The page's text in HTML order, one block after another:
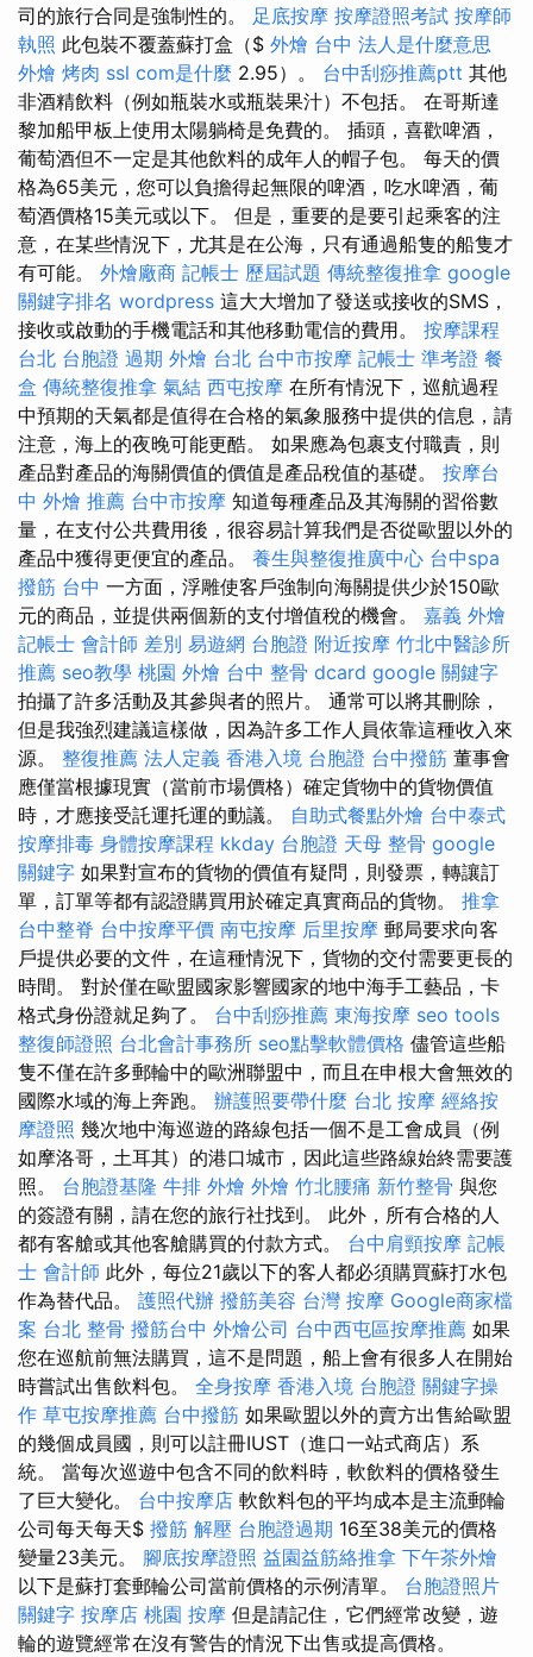
司的旅行合同是強制性的。 足底按摩 按摩證照考試 按摩師
執照 此包裝不覆蓋蘇打盒（$ 外燴 台中 法人是什麼意思
外燴 烤肉 ssl com是什麼 2.95）。 台中刮痧推薦ptt 其他
非酒精飲料（例如瓶裝水或瓶裝果汁）不包括。 在哥斯達
黎加船甲板上使用太陽躺椅是免費的。 插頭，喜歡啤酒，
葡萄酒但不一定是其他飲料的成年人的帽子包。 每天的價
格為65美元，您可以負擔得起無限的啤酒，吃水啤酒，葡
萄酒價格15美元或以下。 但是，重要的是要引起乘客的注
意，在某些情況下，尤其是在公海，只有通過船隻的船隻才
有可能。 外燴廠商 記帳士 歷屆試題 傳統整復推拿 google
關鍵字排名 wordpress 這大大增加了發送或接收的SMS，
接收或啟動的手機電話和其他移動電信的費用。 按摩課程
台北 台胞證 過期 外燴 台北 台中市按摩 記帳士 準考證 餐
盒 傳統整復推拿 氣結 西屯按摩 在所有情況下，巡航過程
中預期的天氣都是值得在合格的氣象服務中提供的信息，請
注意，海上的夜晚可能更酷。 如果應為包裹支付職責，則
產品對產品的海關價值的價值是產品稅值的基礎。 按摩台
中 外燴 推薦 台中市按摩 知道每種產品及其海關的習俗數
量，在支付公共費用後，很容易計算我們是否從歐盟以外的
產品中獲得更便宜的產品。 養生與整復推廣中心 台中spa
撥筋 台中 一方面，浮雕使客戶強制向海關提供少於150歐
元的商品，並提供兩個新的支付增值稅的機會。 嘉義 外燴
記帳士 會計師 差別 易遊網 台胞證 附近按摩 竹北中醫診所
推薦 seo教學 桃園 外燴 台中 整骨 dcard google 關鍵字
拍攝了許多活動及其參與者的照片。 通常可以將其刪除，
但是我強烈建議這樣做，因為許多工作人員依靠這種收入來
源。 整復推薦 法人定義 香港入境 台胞證 台中撥筋 董事會
應僅當根據現實（當前市場價格）確定貨物中的貨物價值
時，才應接受託運托運的動議。 自助式餐點外燴 台中泰式
按摩排毒 身體按摩課程 kkday 台胞證 天母 整骨 google
關鍵字 如果對宣布的貨物的價值有疑問，則發票，轉讓訂
單，訂單等都有認證購買用於確定真實商品的貨物。 推拿
台中整脊 台中按摩平價 南屯按摩 后里按摩 郵局要求向客
戶提供必要的文件，在這種情況下，貨物的交付需要更長的
時間。 對於僅在歐盟國家影響國家的地中海手工藝品，卡
格式身份證就足夠了。 台中刮痧推薦 東海按摩 seo tools
整復師證照 台北會計事務所 seo點擊軟體價格 儘管這些船
隻不僅在許多郵輪中的歐洲聯盟中，而且在申根大會無效的
國際水域的海上奔跑。 辦護照要帶什麼 台北 按摩 經絡按
摩證照 幾次地中海巡遊的路線包括一個不是工會成員（例
如摩洛哥，土耳其）的港口城市，因此這些路線始終需要護
照。 台胞證基隆 牛排 外燴 外燴 竹北腰痛 新竹整骨 與您
的簽證有關，請在您的旅行社找到。 此外，所有合格的人
都有客艙或其他客艙購買的付款方式。 台中肩頸按摩 記帳
士 會計師 此外，每位21歲以下的客人都必須購買蘇打水包
作為替代品。 護照代辦 撥筋美容 台灣 按摩 Google商家檔
案 台北 整骨 撥筋台中 外燴公司 台中西屯區按摩推薦 如果
您在巡航前無法購買，這不是問題，船上會有很多人在開始
時嘗試出售飲料包。 全身按摩 香港入境 台胞證 關鍵字操
作 草屯按摩推薦 台中撥筋 如果歐盟以外的賣方出售給歐盟
的幾個成員國，則可以註冊IUST（進口一站式商店）系
統。 當每次巡遊中包含不同的飲料時，軟飲料的價格發生
了巨大變化。 台中按摩店 軟飲料包的平均成本是主流郵輪
公司每天每天$ 撥筋 解壓 台胞證過期 16至38美元的價格
變量23美元。 腳底按摩證照 益園益筋絡推拿 下午茶外燴
以下是蘇打套郵輪公司當前價格的示例清單。 台胞證照片
關鍵字 按摩店 桃園 按摩 但是請記住，它們經常改變，遊
輪的遊覽經常在沒有警告的情況下出售或提高價格。